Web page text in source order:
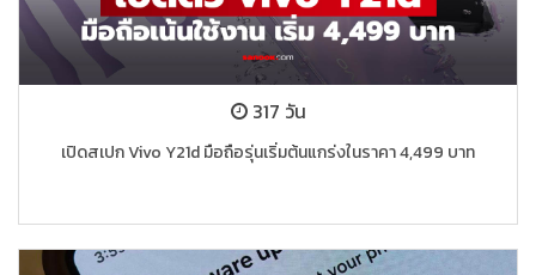
317 วัน
เปิดสเปก Vivo Y21d มือถือรุ่นเริ่มต้นแกร่งในราคา 4,499 บาท